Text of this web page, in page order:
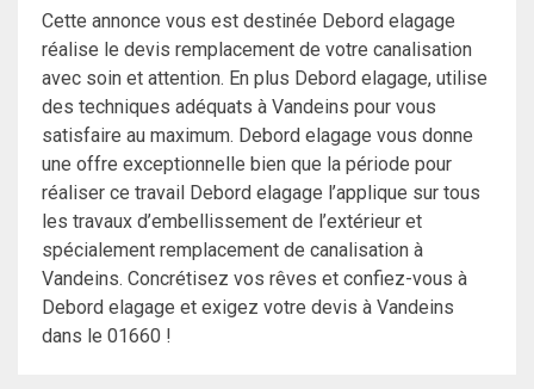
Cette annonce vous est destinée Debord elagage
réalise le devis remplacement de votre canalisation
avec soin et attention. En plus Debord elagage, utilise
des techniques adéquats à Vandeins pour vous
satisfaire au maximum. Debord elagage vous donne
une offre exceptionnelle bien que la période pour
réaliser ce travail Debord elagage l’applique sur tous
les travaux d’embellissement de l’extérieur et
spécialement remplacement de canalisation à
Vandeins. Concrétisez vos rêves et confiez-vous à
Debord elagage et exigez votre devis à Vandeins
dans le 01660 !